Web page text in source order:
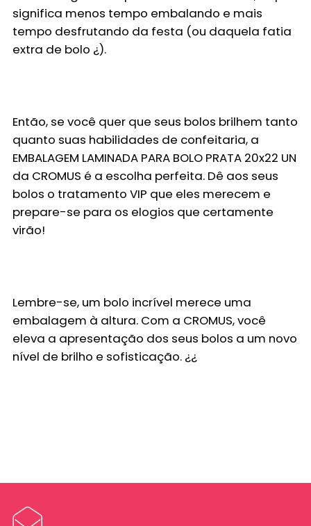
significa menos tempo embalando e mais
tempo desfrutando da festa (ou daquela fatia
extra de bolo ¿).
Então, se você quer que seus bolos brilhem tanto
quanto suas habilidades de confeitaria, a
EMBALAGEM LAMINADA PARA BOLO PRATA 20x22 UN
da CROMUS é a escolha perfeita. Dê aos seus
bolos o tratamento VIP que eles merecem e
prepare-se para os elogios que certamente
virão!
Lembre-se, um bolo incrível merece uma
embalagem à altura. Com a CROMUS, você
eleva a apresentação dos seus bolos a um novo
nível de brilho e sofisticação. ¿¿